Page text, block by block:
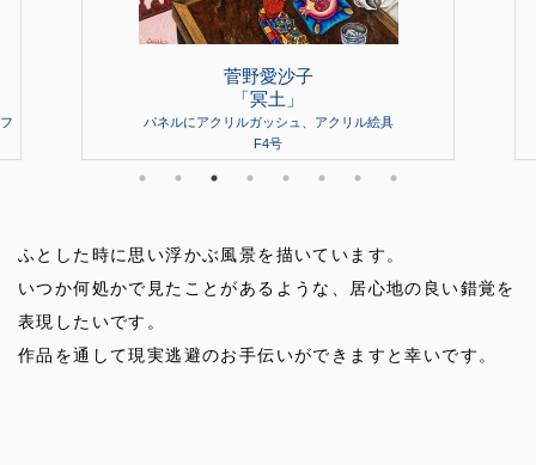
菅野愛沙子
「冥土」
パネルにアクリルガッシュ、アクリル絵具
F4号
ふとした時に思い浮かぶ風景を描いています。
いつか何処かで見たことがあるような、居心地の良い錯覚を
表現したいです。
作品を通して現実逃避のお手伝いができますと幸いです。